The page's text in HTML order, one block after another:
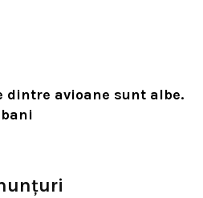
dintre avioane sunt albe.